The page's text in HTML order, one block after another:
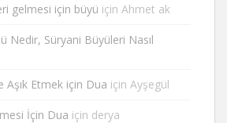
gelmesi için büyü için Ahmet ak
Nedir, Süryani Büyüleri Nasıl
Aşık Etmek için Dua için Ayşegül
İçin Dua için derya